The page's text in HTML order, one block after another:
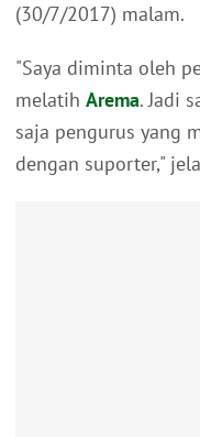
(30/7/2017) malam.
"Saya diminta oleh
melatih Arema. Jadi
saja pengurus yang
dengan suporter,"